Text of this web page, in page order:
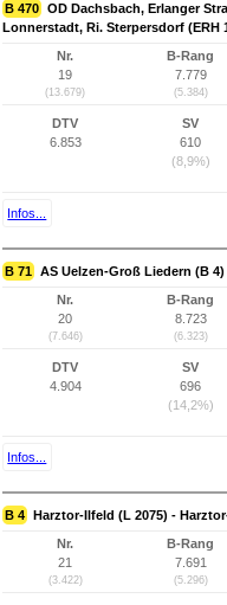
B 470 OD Dachsbach, Erlanger
Lonnerstadt, Ri. Sterpersdorf (ERH
Nr.
19
(13.679)
B-Rang
7.779
(5.384)
DTV
6.853
SV
610
(8,9%)
Infos...
B 71 AS Uelzen-Groß Liedern (B
Nr.
20
(7.646)
B-Rang
8.723
(6.323)
DTV
4.904
SV
696
(14,2%)
Infos...
B 4 Harztor-Ilfeld (L 2075) -
Nr.
21
(3.422)
B-Rang
7.691
(5.296)